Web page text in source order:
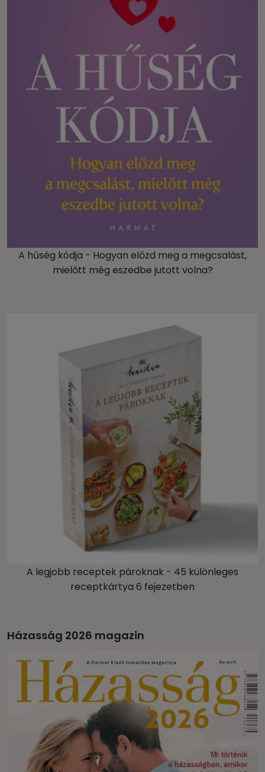
A hűség kódja - Hogyan előzd meg a megcsalást,
mielőtt még eszedbe jutott volna?
A legjobb receptek pároknak - 45 különleges
receptkártya 6 fejezetben
Házasság 2026 magazin